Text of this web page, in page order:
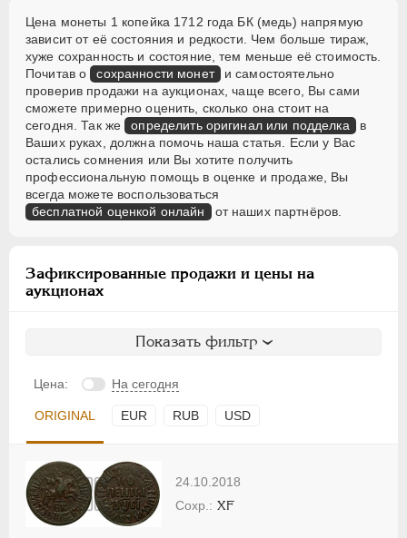
Цена монеты 1 копейка 1712 года БК (медь) напрямую
зависит от её состояния и редкости. Чем больше тираж,
хуже сохранность и состояние, тем меньше её стоимость.
Почитав о сохранности монет и самостоятельно
проверив продажи на аукционах, чаще всего, Вы сами
сможете примерно оценить, сколько она стоит на
сегодня. Так же определить оригинал или подделка в
Ваших руках, должна помочь наша статья. Если у Вас
остались сомнения или Вы хотите получить
профессиональную помощь в оценке и продаже, Вы
всегда можете воспользоваться
бесплатной оценкой онлайн от наших партнёров.
Зафиксированные продажи и цены на
аукционах
Показать фильтр
Цена: На сегодня
ORIGINAL EUR RUB USD
24.10.2018
XF